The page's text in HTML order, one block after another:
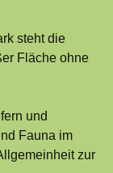
steht die
Fläche ohne
und
Fauna im
zur